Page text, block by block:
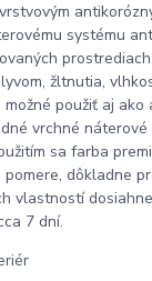
systému
žltnutia,
použiť aj ako
vrchné náterové
sa farba
dôkladne
vlastností
7 dní.